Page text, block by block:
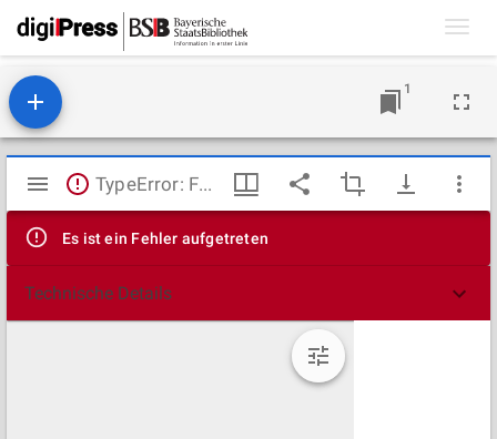
1
Mirador
Viewer
TypeError: Failed to fetch
Es ist ein Fehler aufgetreten
Technische Details